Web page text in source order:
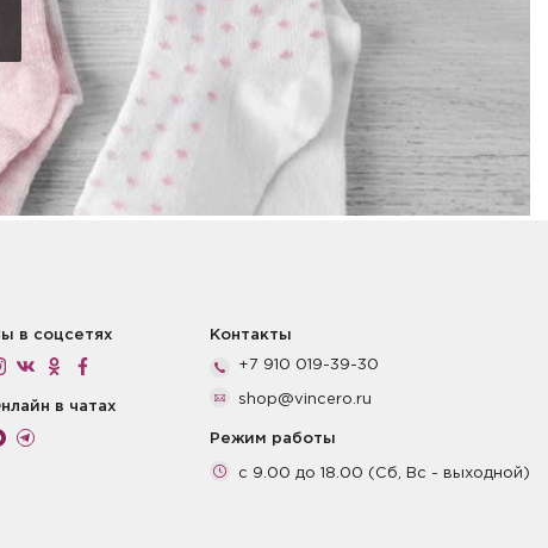
в соцсетях
в чатах
Контакты
+7 910 019-39-30
shop@vincero.ru
Режим работы
с 9.00 до 18.00 (Сб, Вс - выходной)